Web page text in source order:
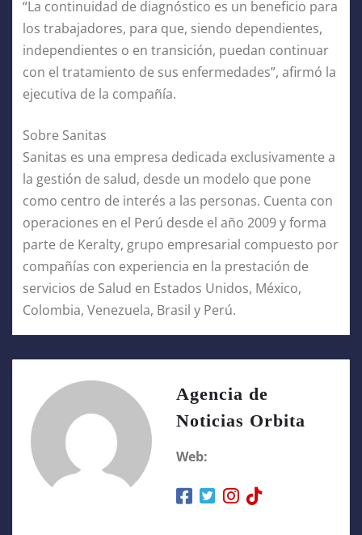
“La continuidad de diagnóstico es un beneficio para
los trabajadores, para que, siendo dependientes,
independientes o en transición, puedan continuar
con el tratamiento de sus enfermedades”, afirmó la
ejecutiva de la compañía.
Sobre Sanitas
Sanitas es una empresa dedicada exclusivamente a
la gestión de salud, desde un modelo que pone
como centro de interés a las personas. Cuenta con
operaciones en el Perú desde el año 2009 y forma
parte de Keralty, grupo empresarial compuesto por
compañías con experiencia en la prestación de
servicios de Salud en Estados Unidos, México,
Colombia, Venezuela, Brasil y Perú.
Agencia de
Noticias Orbita
Web: